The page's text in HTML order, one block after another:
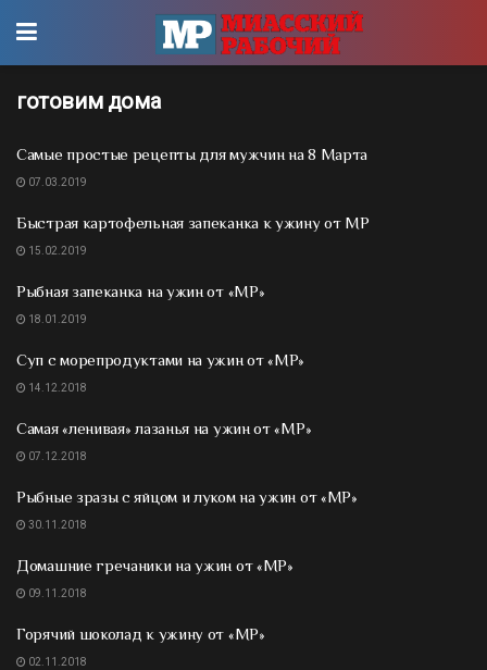
готовим дома
Самые простые рецепты для мужчин на 8 Марта
07.03.2019
Быстрая картофельная запеканка к ужину от МР
15.02.2019
Рыбная запеканка на ужин от «МР»
18.01.2019
Суп с морепродуктами на ужин от «МР»
14.12.2018
Самая «ленивая» лазанья на ужин от «МР»
07.12.2018
Рыбные зразы с яйцом и луком на ужин от «МР»
30.11.2018
Домашние гречаники на ужин от «МР»
09.11.2018
Горячий шоколад к ужину от «МР»
02.11.2018